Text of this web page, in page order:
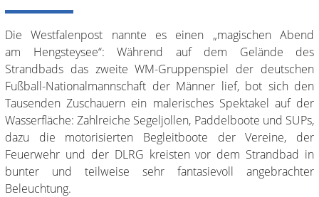
Die Westfalenpost nannte es einen „magischen Abend
am Hengsteysee“: Während auf dem Gelände des
Strandbads das zweite WM-Gruppenspiel der deutschen
Fußball-Nationalmannschaft der Männer lief, bot sich den
Tausenden Zuschauern ein malerisches Spektakel auf der
Wasserfläche: Zahlreiche Segeljollen, Paddelboote und SUPs,
dazu die motorisierten Begleitboote der Vereine, der
Feuerwehr und der DLRG kreisten vor dem Strandbad in
bunter und teilweise sehr fantasievoll angebrachter
Beleuchtung.